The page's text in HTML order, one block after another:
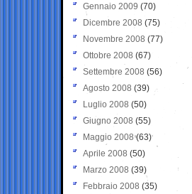
Gennaio 2009 (70)
Dicembre 2008 (75)
Novembre 2008 (77)
Ottobre 2008 (67)
Settembre 2008 (56)
Agosto 2008 (39)
Luglio 2008 (50)
Giugno 2008 (55)
Maggio 2008(63)
Aprile 2008 (50)
Marzo 2008 (39)
Febbraio 2008 (35)